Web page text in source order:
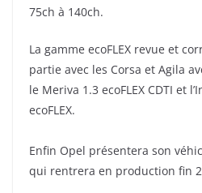
75ch à 140ch.
La gamme ecoFLEX revue et
partie avec les Corsa et Agila
le Meriva 1.3 ecoFLEX CDTI et
ecoFLEX.
Enfin Opel présentera son
qui rentrera en production fin